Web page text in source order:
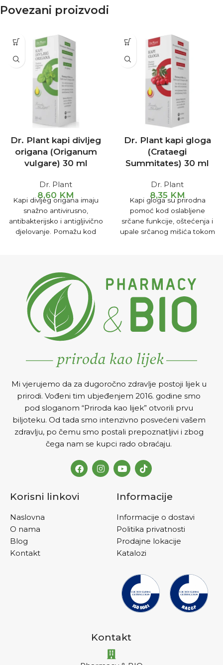
Povezani proizvodi
Dr. Plant kapi divljeg
origana (Origanum
vulgare) 30 ml
Dr. Plant
8,60 KM
Kapi divljeg origana imaju
snažno antivirusno,
antibakterijsko i antigljivično
djelovanje. Pomažu kod
Dr. Plant kapi gloga
(Crataegi
Summitates) 30 ml
Dr. Plant
8,35 KM
Kapi gloga su prirodna
pomoć kod oslabljene
srčane funkcije, oštećenja i
upale srčanog mišića tokom
Mi vjerujemo da za dugoročno zdravlje postoji lijek u
prirodi. Vođeni tim ubjeđenjem 2016. godine smo
pod sloganom “Priroda kao lijek” otvorili prvu
biljoteku. Od tada smo intenzivno posvećeni vašem
zdravlju, po čemu smo postali prepoznatljivi i zbog
čega nam se kupci rado obraćaju.
Korisni linkovi
Naslovna
O nama
Blog
Kontakt
Informacije
Informacije o dostavi
Politika privatnosti
Prodajne lokacije
Katalozi
Kontakt